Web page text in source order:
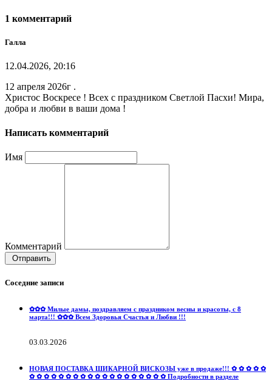
1 комментарий
Галла
12.04.2026, 20:16
12 апреля 2026г .
Христос Воскресе ! Всех с праздником Светлой Пасхи! Мира,
добра и любви в ваши дома !
Написать комментарий
Имя
Комментарий
Отправить
Соседние записи
✿✿✿ Милые дамы, поздравляем с праздником весны и красоты, с 8
марта!!! ✿✿✿ Всем Здоровья Счастья и Любви !!!
03.03.2026
НОВАЯ ПОСТАВКА ШИКАРНОЙ ВИСКОЗЫ уже в продаже!!! ✿ ✿ ✿ ✿ ✿
✿ ✿ ✿ ✿ ✿ ✿ ✿ ✿ ✿ ✿ ✿ ✿ ✿ ✿ ✿ ✿ ✿ ✿ ✿ Подробности в разделе